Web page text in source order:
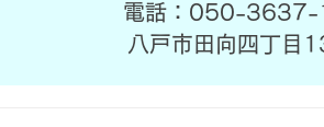
電話：050-
八戸市田向四丁目